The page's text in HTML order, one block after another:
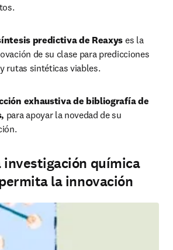
predictiva de Reaxys es la
de su clase para predicciones
rutas sintéticas viables.
exhaustiva de bibliografía de
para apoyar la novedad de su
investigación química
la innovación